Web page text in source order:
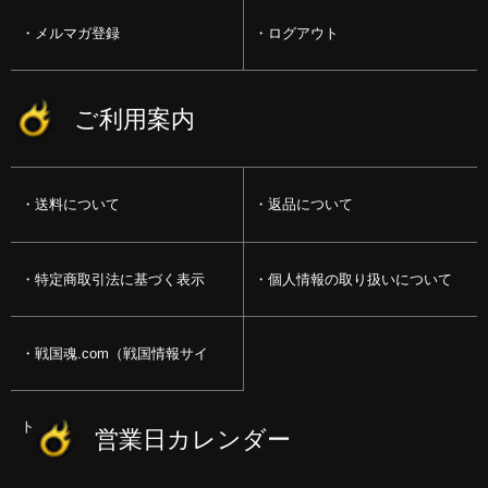
メルマガ登録 ログアウト
ご利用案内
送料について 返品について
特定商取引法に基づく表示 個人情報の取り扱いについて
戦国魂.com（戦国情報サイ
ト） 営業日カレンダー